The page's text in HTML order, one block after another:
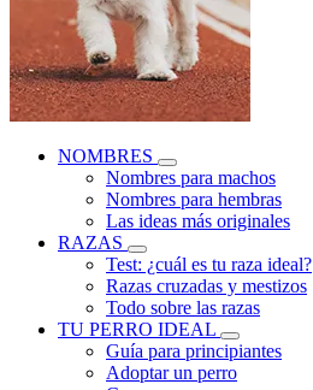
NOMBRES
Nombres para machos
Nombres para hembras
Las ideas más originales
RAZAS
Test: ¿cuál es tu raza ideal?
Razas cruzadas y mestizos
Todo sobre las razas
TU PERRO IDEAL
Guía para principiantes
Adoptar un perro